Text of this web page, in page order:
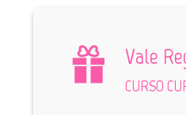
Vale
CURSO